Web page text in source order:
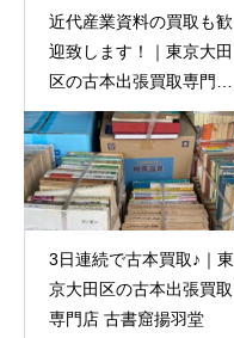
近代産業資料の買取も歓
迎致します！｜東京大田
区の古本出張買取専門店
古書窟揚羽堂
3日連続で古本買取♪｜東
京大田区の古本出張買取
専門店 古書窟揚羽堂